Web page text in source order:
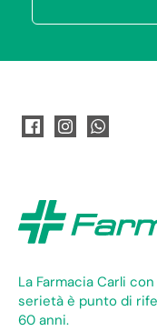
La Farmacia Carli
serietà è punto di
60 anni.